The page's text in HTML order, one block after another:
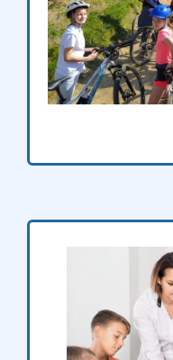
Volley :
Raid :